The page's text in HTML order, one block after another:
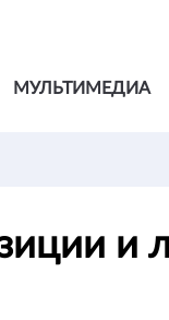
МУЛЬТИМЕДИА
и